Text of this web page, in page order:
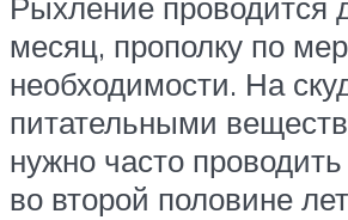
месяц, прополку по
необходимости. На
питательными
нужно часто
во второй половине